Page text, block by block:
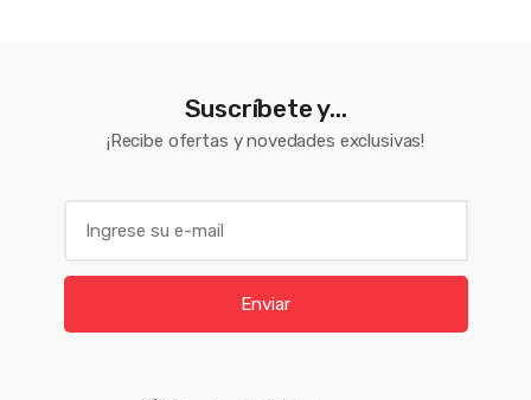
Suscríbete y...
¡Recibe ofertas y novedades exclusivas!
l
Enviar